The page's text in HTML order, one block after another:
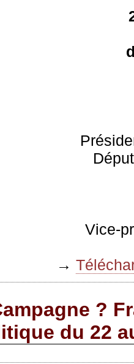
Vice-
→
?
du 22